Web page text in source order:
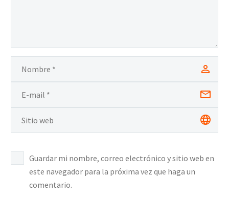
Guardar mi nombre, correo electrónico y sitio web en
este navegador para la próxima vez que haga un
comentario.